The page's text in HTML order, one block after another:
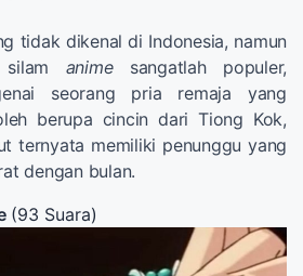
tidak dikenal di Indonesia, namun
animesangatlah populer,
seorang pria remaja yang
berupa cincin dari Tiong Kok,
ternyata memiliki penunggu yang
dengan bulan.
(93 Suara)